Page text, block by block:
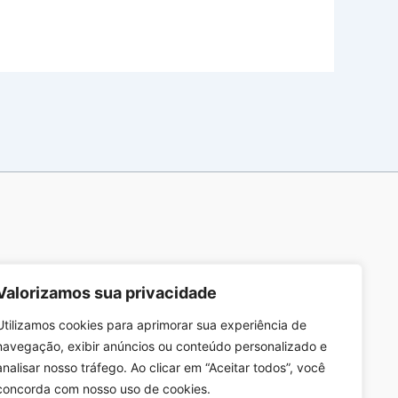
sua privacidade
cookies para aprimorar sua experiência de
exibir anúncios ou conteúdo personalizado e
nosso tráfego. Ao clicar em “Aceitar todos”, você
com nosso uso de cookies.